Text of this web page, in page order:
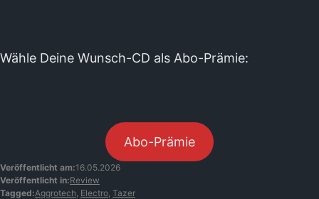
Wähle Deine Wunsch-CD als Abo-Prämie:
Abo-Prämie
Veröffentlicht am:16.05.2026
Veröffentlicht in:Review
Tagged:Aggrotech Electro Tazer